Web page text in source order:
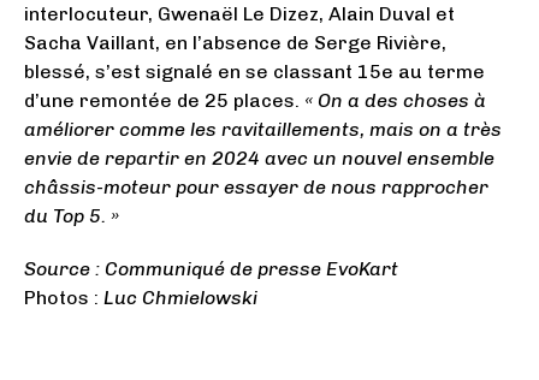
interlocuteur, Gwenaël Le Dizez, Alain Duval et
Sacha Vaillant, en l’absence de Serge Rivière,
blessé, s’est signalé en se classant 15e au terme
d’une remontée de 25 places. « On a des choses à
améliorer comme les ravitaillements, mais on a très
envie de repartir en 2024 avec un nouvel ensemble
châssis-moteur pour essayer de nous rapprocher
du Top 5. »
Source : Communiqué de presse EvoKart
Photos : Luc Chmielowski